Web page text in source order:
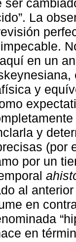
ser
La
en un
y
y
(por
por un
al
en
en